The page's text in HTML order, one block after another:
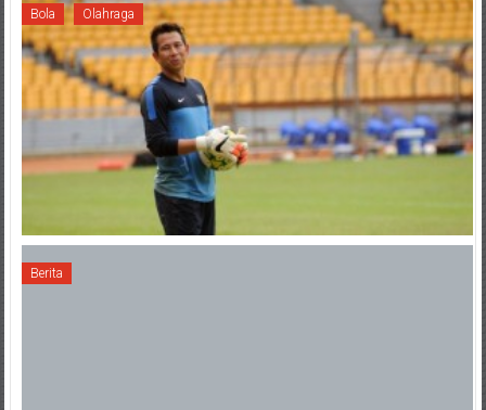
Bola Olahraga
Berita